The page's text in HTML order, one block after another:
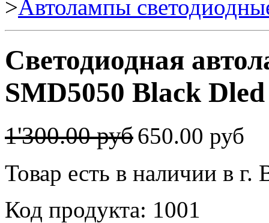
>Автолампы
Светодиодная
SMD5050 Black
1'300.00 руб650.00 руб
Товар есть в наличии в г.
Код продукта: 1001